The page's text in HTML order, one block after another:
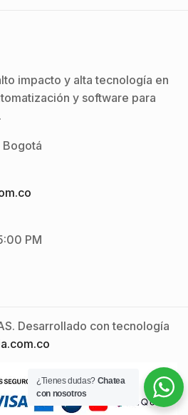
impacto y alta tecnología en
y software para
PM
Desarrollado con tecnología
¿Tienes dudas? Chatea
con nosotros